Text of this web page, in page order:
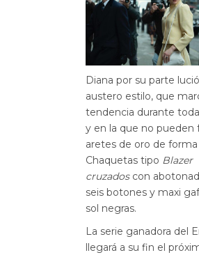
Diana por su parte
austero estilo, que
tendencia durante
y en la que no pueden
aretes de oro de forma
Chaquetas tipo Blazer
cruzados con
seis botones y maxi
sol negras.
La serie ganadora del
llegará a su fin el